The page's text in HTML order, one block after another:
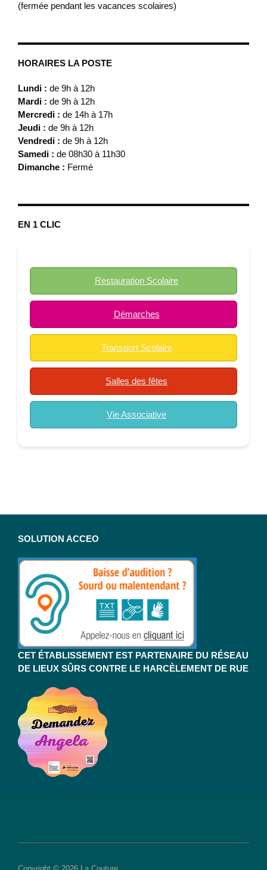
(fermée pendant les vacances scolaires)
HORAIRES LA POSTE
Lundi : de 9h à 12h
Mardi : de 9h à 12h
Mercredi : de 14h à 17h
Jeudi : de 9h à 12h
Vendredi : de 9h à 12h
Samedi : de 08h30 à 11h30
Dimanche : Fermé
EN 1 CLIC
Restauration Scolaire
Démarches
Transport Scolaire
Salles des fêtes
Vie Associative
SOLUTION ACCEO
CET ÉTABLISSEMENT EST PARTENAIRE DU RÉSEAU
DE LIEUX SÛRS CONTRE LE HARCÈLEMENT DE RUE